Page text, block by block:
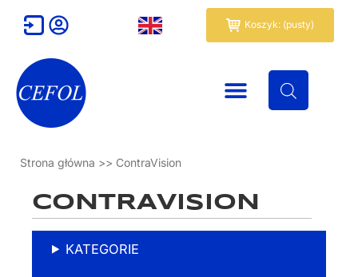
Koszyk: (pusty)
Wózek
Strona główna >> ContraVision
CONTRAVISION
KATEGORIE